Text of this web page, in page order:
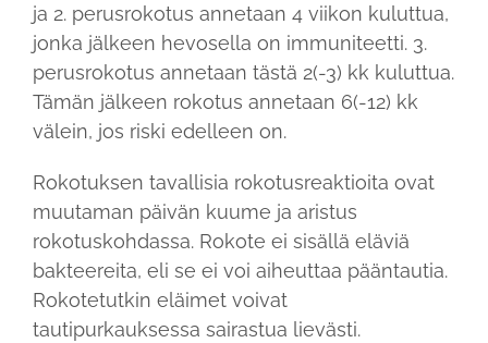
ja 2. perusrokotus annetaan 4 viikon kuluttua,
jonka jälkeen hevosella on immuniteetti. 3.
perusrokotus annetaan tästä 2(-3) kk kuluttua.
Tämän jälkeen rokotus annetaan 6(-12) kk
välein, jos riski edelleen on.
Rokotuksen tavallisia rokotusreaktioita ovat
muutaman päivän kuume ja aristus
rokotuskohdassa. Rokote ei sisällä eläviä
bakteereita, eli se ei voi aiheuttaa pääntautia.
Rokotetutkin eläimet voivat
tautipurkauksessa sairastua lievästi.